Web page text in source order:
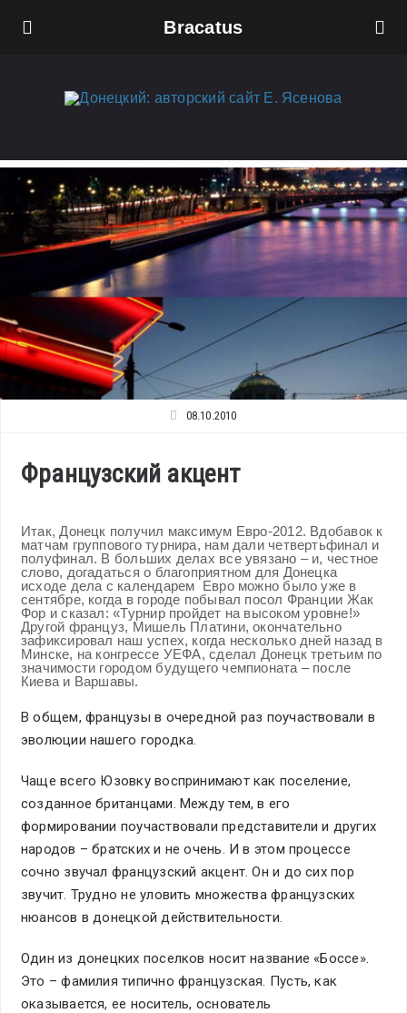
Bracatus
08.10.2010
Французский акцент
Итак, Донецк получил максимум Евро-2012. Вдобавок к
матчам группового турнира, нам дали четвертьфинал и
полуфинал. В больших делах все увязано – и, честное
слово, догадаться о благоприятном для Донецка
исходе дела с календарем Евро можно было уже в
сентябре, когда в городе побывал посол Франции Жак
Фор и сказал: «Турнир пройдет на высоком уровне!»
Другой француз, Мишель Платини, окончательно
зафиксировал наш успех, когда несколько дней назад в
Минске, на конгрессе УЕФА, сделал Донецк третьим по
значимости городом будущего чемпионата – после
Киева и Варшавы.
В общем, французы в очередной раз поучаствовали в
эволюции нашего городка.
Чаще всего Юзовку воспринимают как поселение,
созданное британцами. Между тем, в его
формировании поучаствовали представители и других
народов – братских и не очень. И в этом процессе
сочно звучал французский акцент. Он и до сих пор
звучит. Трудно не уловить множества французских
нюансов в донецкой действительности.
Один из донецких поселков носит название «Боссе».
Это – фамилия типично французская. Пусть, как
оказывается, ее носитель, основатель